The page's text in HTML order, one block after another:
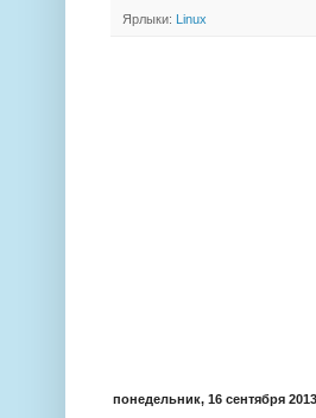
Ярлыки: Linux
понедельник, 16 сентября 2013